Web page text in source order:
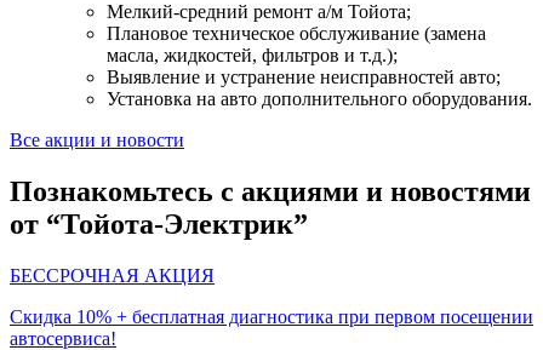
Мелкий-средний ремонт а/м Тойота;
Плановое техническое обслуживание (замена
масла, жидкостей, фильтров и т.д.);
Выявление и устранение неисправностей авто;
Установка на авто дополнительного оборудования.
Все акции и новости
Познакомьтесь с акциями и новостями
от “Тойота-Электрик”
БЕССРОЧНАЯ АКЦИЯ
Скидка 10% + бесплатная диагностика при первом посещении
автосервиса!